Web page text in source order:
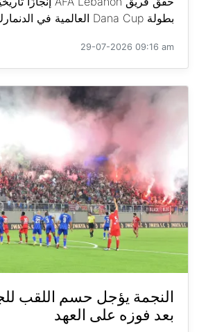
بطولة Dana Cup العالمية في الدنمارك لفئة...
29-07-2026 09:16 am
النجمة يؤجل حسم اللقب
بعد فوزه على العهد